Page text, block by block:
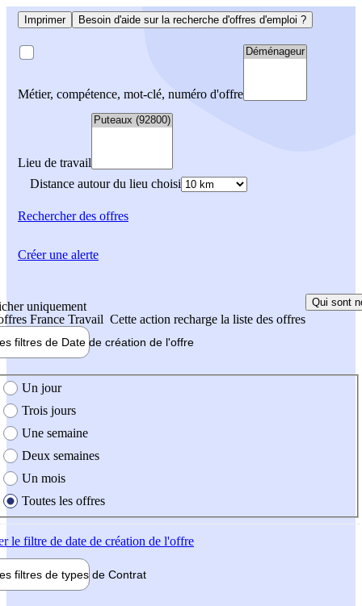
Imprimer Besoin d'aide sur la recherche d'offres d'emploi ?
Métier, compétence, mot-clé, numéro d'offre
Lieu de travail
Distance autour du lieu choisi
Rechercherdes offres
uniquement
France Travail Cette action recharge la liste des offres
Qui sont
filtres de Date de création de l'offre
création de l'offre
Un jour
Trois jours
Une semaine
Deux semaines
Un mois
Toutes les offres
le filtre de date de création de l'offre
filtres de types de Contrat
Créer une alerte